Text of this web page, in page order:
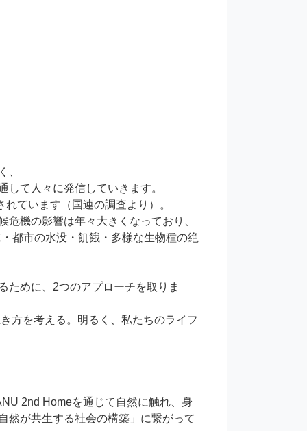
、
て人々に発信していきます。
ています（国連の調査より）。
機の影響は年々⼤きくなっており、
都市の⽔没・飢餓・多様な⽣物種の絶
ために、2つのアプローチを取りま
⽅を考える。明るく、私たちのライフ
2nd Homeを通じて自然に触れ、身
然が共生する社会の構築」に繋がって